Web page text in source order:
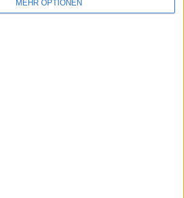
MEHR OPTIONEN